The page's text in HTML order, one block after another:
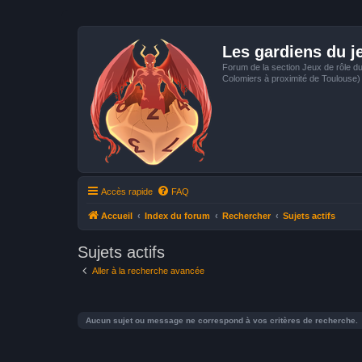
Les gardiens du
Forum de la section Jeux de rôle
Colomiers à proximité de Toulouse)
Accès rapide FAQ
Accueil Index du forum Rechercher Sujets actifs
Sujets actifs
Aller à la recherche avancée
Aucun sujet ou message ne correspond à vos critères de recherche.